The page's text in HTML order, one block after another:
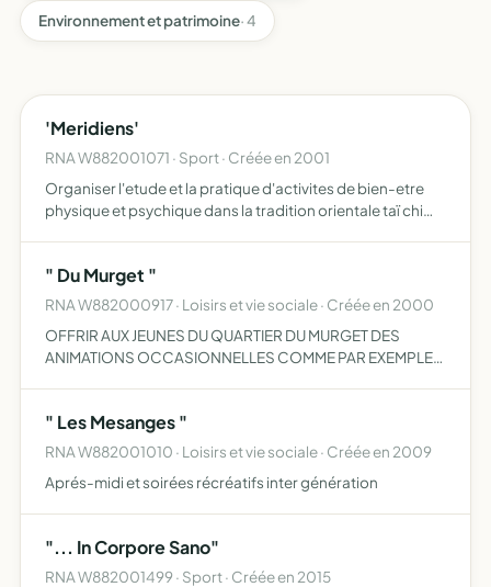
Environnement et patrimoine· 4
'Meridiens'
RNA W882001071 · Sport · Créée en 2001
Organiser l'etude et la pratique d'activites de bien-etre
physique et psychique dans la tradition orientale taï chi
" Du Murget "
RNA W882000917 · Loisirs et vie sociale · Créée en 2000
OFFRIR AUX JEUNES DU QUARTIER DU MURGET DES
ANIMATIONS OCCASIONNELLES COMME PAR EXEMPLE
" Les Mesanges "
RNA W882001010 · Loisirs et vie sociale · Créée en 2009
Aprés-midi et soirées récréatifs inter génération
"... In Corpore Sano"
RNA W882001499 · Sport · Créée en 2015